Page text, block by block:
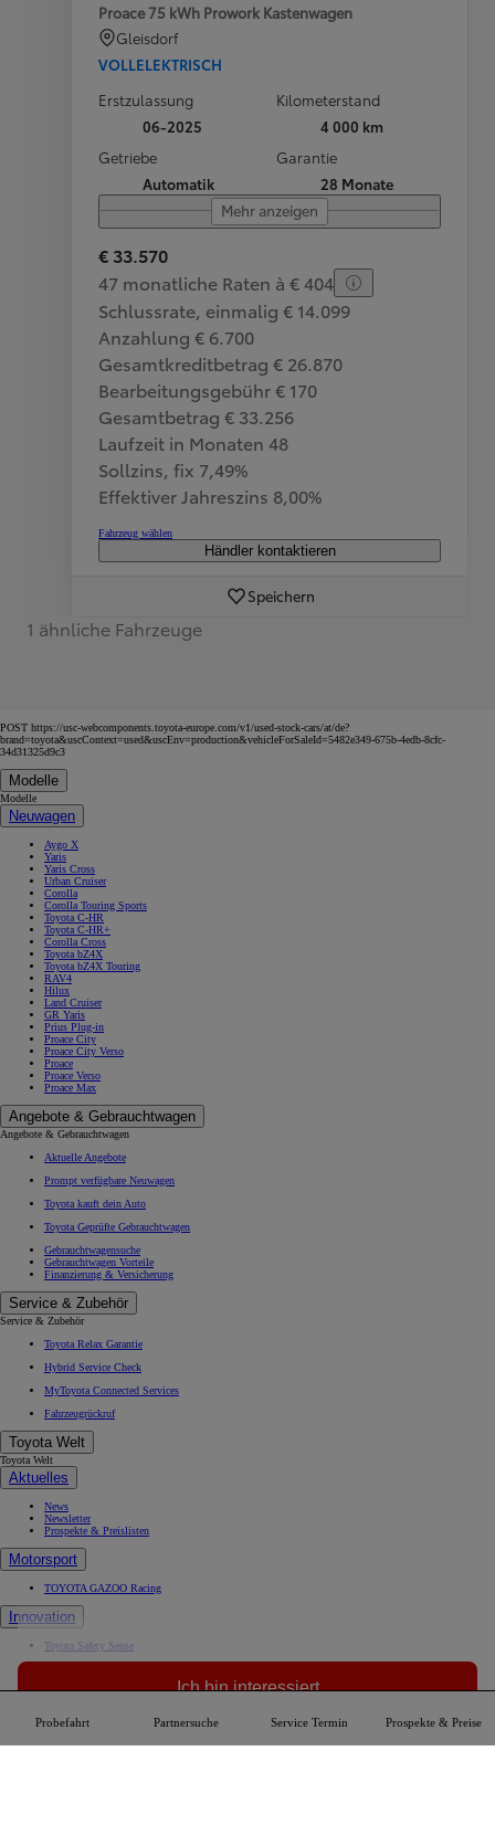
Probefahrt Partnersuche Service Termin Prospekte & Preise
Proace 75 kWh Prowork Kastenwagen
Gleisdorf
VOLLELEKTRISCH
Erstzulassung
06-2025
Kilometerstand
4 000 km
Getriebe
Automatik
Garantie
28 Monate
Mehr anzeigen
€ 33.570
47 monatliche Raten à € 404
Schlussrate, einmalig € 14.099
Anzahlung € 6.700
Gesamtkreditbetrag € 26.870
Bearbeitungsgebühr € 170
Gesamtbetrag € 33.256
Laufzeit in Monaten 48
Sollzins, fix 7,49%
Effektiver Jahreszins 8,00%
Fahrzeug wählen
Händler kontaktieren
Speichern
1 ähnliche Fahrzeuge
Ich bin interessiert
Entdecke dein Fahrzeug
POST https://usc-webcomponents.toyota-europe.com/v1/used-stock-cars/at/de?
brand=toyota&uscContext=used&uscEnv=production&vehicleForSaleId=5482e349-675b-4edb-8cfc-
34d31325d9c3
Modelle
Modelle
Neuwagen
Aygo X
Yaris
Yaris Cross
Urban Cruiser
Corolla
Corolla Touring Sports
Toyota C-HR
Toyota C-HR+
Corolla Cross
Toyota bZ4X
Toyota bZ4X Touring
RAV4
Hilux
Land Cruiser
GR Yaris
Prius Plug-in
Proace City
Proace City Verso
Proace
Proace Verso
Proace Max
Angebote & Gebrauchtwagen
Angebote & Gebrauchtwagen
Aktuelle Angebote
Prompt verfügbare Neuwagen
Toyota kauft dein Auto
Toyota Geprüfte Gebrauchtwagen
Gebrauchtwagensuche
Gebrauchtwagen Vorteile
Finanzierung & Versicherung
Service & Zubehör
Service & Zubehör
Toyota Relax Garantie
Hybrid Service Check
MyToyota Connected Services
Fahrzeugrückruf
Toyota Welt
Toyota Welt
Aktuelles
News
Newsletter
Prospekte & Preislisten
Motorsport
TOYOTA GAZOO Racing
Innovation
Toyota Safety Sense
Partnersuche
Datenrechte